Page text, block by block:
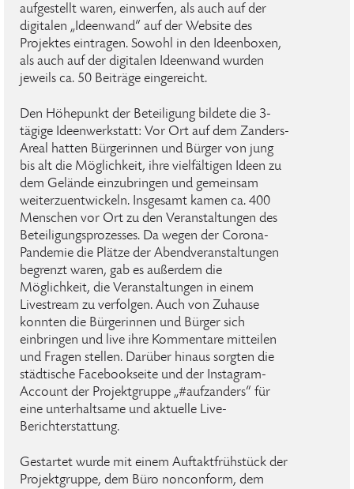
aufgestellt waren, einwerfen, als auch auf der
digitalen „Ideenwand“ auf der Website des
Projektes eintragen. Sowohl in den Ideenboxen,
als auch auf der digitalen Ideenwand wurden
jeweils ca. 50 Beiträge eingereicht.
Den Höhepunkt der Beteiligung bildete die 3-
tägige Ideenwerkstatt: Vor Ort auf dem Zanders-
Areal hatten Bürgerinnen und Bürger von jung
bis alt die Möglichkeit, ihre vielfältigen Ideen zu
dem Gelände einzubringen und gemeinsam
weiterzuentwickeln. Insgesamt kamen ca. 400
Menschen vor Ort zu den Veranstaltungen des
Beteiligungsprozesses. Da wegen der Corona-
Pandemie die Plätze der Abendveranstaltungen
begrenzt waren, gab es außerdem die
Möglichkeit, die Veranstaltungen in einem
Livestream zu verfolgen. Auch von Zuhause
konnten die Bürgerinnen und Bürger sich
einbringen und live ihre Kommentare mitteilen
und Fragen stellen. Darüber hinaus sorgten die
städtische Facebookseite und der Instagram-
Account der Projektgruppe „#aufzanders“ für
eine unterhaltsame und aktuelle Live-
Berichterstattung.
Gestartet wurde mit einem Auftaktfrühstück der
Projektgruppe, dem Büro nonconform, dem